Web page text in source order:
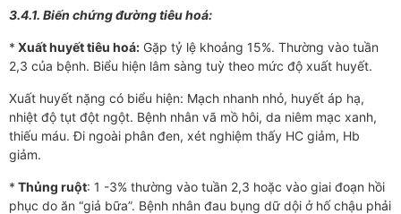
3.4.1. Biến chứng đ­­ường tiêu hoá:
* Xuất huyết tiêu hoá: Gặp tỷ lệ khoảng 15%. Thư­ờng vào tuần
2,3 của bệnh. Biểu hiện lâm sàng tuỳ theo mức độ xuất huyết.
Xuất huyết nặng có biểu hiện: Mạch nhanh nhỏ, huyết áp hạ,
nhiệt độ tụt đột ngột. Bệnh nhân vã mồ hôi, da niêm mạc xanh,
thiếu máu. Đi ngoài phân đen, xét nghiệm thấy HC giảm, Hb
giảm.
* Thủng ruột: 1 -3% th­­ường vào tuần 2,3 hoặc vào giai đoạn hồi
phục do ăn “giả bữa”. Bệnh nhân đau bụng dữ dội ở hố chậu phải